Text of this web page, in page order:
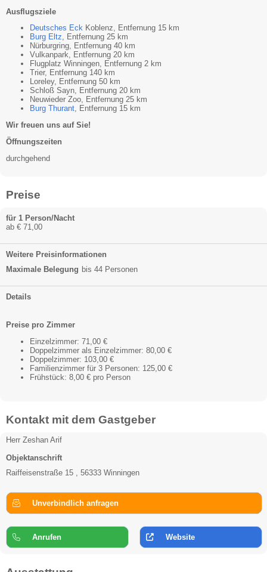
Ausflugsziele
Deutsches Eck Koblenz, Entfernung 15 km
Burg Eltz, Entfernung 25 km
Nürburgring, Entfernung 40 km
Vulkanpark, Entfernung 20 km
Flugplatz Winningen, Entfernung 2 km
Trier, Entfernung 140 km
Loreley, Entfernung 50 km
Schloß Sayn, Entfernung 20 km
Neuwieder Zoo, Entfernung 25 km
Burg Thurant, Entfernung 15 km
Wir freuen uns auf Sie!
Öffnungszeiten
durchgehend
Preise
für 1 Person/Nacht
ab € 71,00
Weitere Preisinformationen
Maximale Belegung bis 44 Personen
Details
Preise pro Zimmer
Einzelzimmer: 71,00 €
Doppelzimmer als Einzelzimmer: 80,00 €
Doppelzimmer: 103,00 €
Familienzimmer für 3 Personen: 125,00 €
Frühstück: 8,00 € pro Person
Kontakt mit dem Gastgeber
Herr Zeshan Arif
Objektanschrift
Raiffeisenstraße 15 , 56333 Winningen
Unverbindlich anfragen
Anrufen Website